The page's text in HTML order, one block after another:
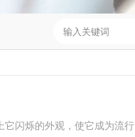
它闪烁的外观，使它成为流行